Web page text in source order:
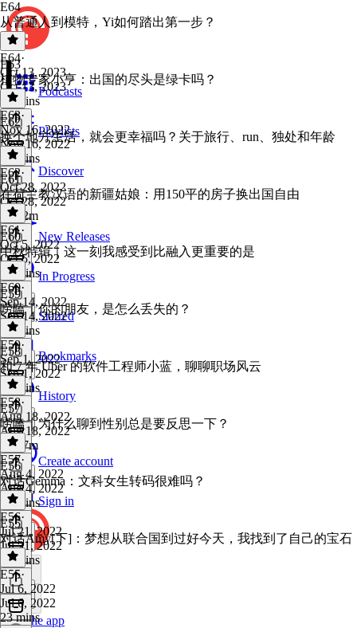
Podcasts
Playlists
Discover
New Releases
In Progress
Starred
Bookmarks
History
Create account
Sign in
Get the app
E64
从普通人到模特，Yi如何踏出第一步？
E64·
Oct 13, 2023
Oct 13, 2023
22 mins
E63
植物专家小亨：出国的尽头是绿卡吗？
E63·
Nov 16, 2022
Nov 16, 2022
37 mins
E62
换个地方生活，就会更幸福吗？关于旅行、run、独处和年龄
E62·
Oct 28, 2022
Oct 28, 2022
1h 12m
E61
在荷兰教汉语的新疆姑娘：用150平的房子换出国自由
E61·
Oct 5, 2022
Oct 5, 2022
36 mins
E60
中秋特辑｜这一刻我感受到比融入更重要的是
E60·
Sep 14, 2022
Sep 14, 2022
34 mins
E59
唠嗑｜你的朋友，是怎么丢失的？
E59·
Sep 1, 2022
Sep 1, 2022
34 mins
E58
和 7 年 Uber 的软件工程师小蓝，聊聊职场风云
E58·
Aug 18, 2022
Aug 18, 2022
1h 27m
E57
唠嗑｜为什么聊到性别总是要反思一下？
E57·
Aug 4, 2022
Aug 4, 2022
34 mins
E56
对话Gemma：文科女生转码很难吗？
E56·
Jul 21, 2022
Jul 21, 2022
30 mins
E55
对话Amy[下]：梦想从联合国到过好今天，我找到了自己的宝石
E55·
Jul 6, 2022
Jul 6, 2022
23 mins